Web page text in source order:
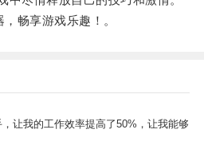
畅享游戏乐趣！。
让我的工作效率提高了50%，让我能够